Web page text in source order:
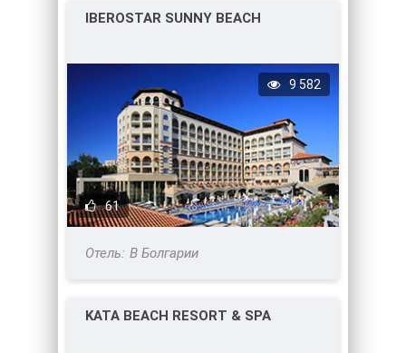
IBEROSTAR SUNNY BEACH
61
9 582
В Болгарии
KATA BEACH RESORT & SPA